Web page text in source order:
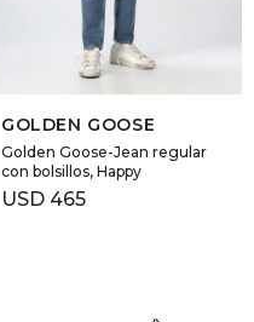
SELECCIONAR TALLE
GOLDEN GOOSE
Golden Goose-Jean regular
con bolsillos, Happy
USD 465